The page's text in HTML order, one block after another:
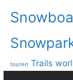
touren Trails